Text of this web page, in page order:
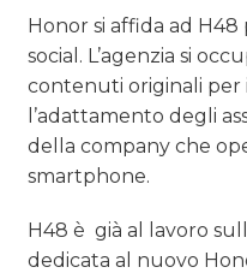
RICERCHE
PREVISIONI/SCENARI
NORMATIVE
TREND
CASE HISTORY
Honor si affida ad
social. L’agenzia si
contenuti originali per
l’adattamento degli
della company che
smartphone.
H48 è già al lavoro
dedicata al nuovo